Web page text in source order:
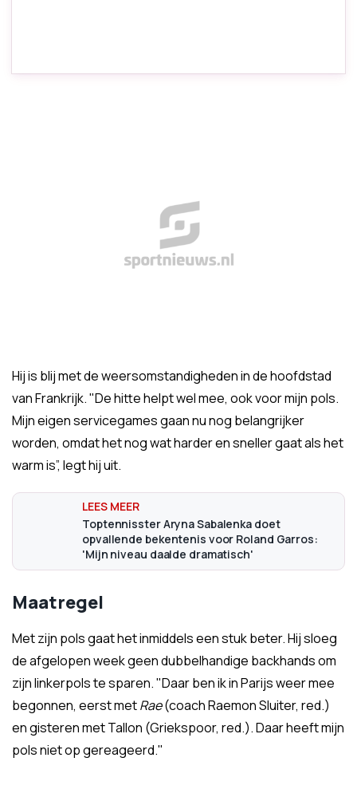
Hij is blij met de weersomstandigheden in de hoofdstad
van Frankrijk. "De hitte helpt wel mee, ook voor mijn pols.
Mijn eigen servicegames gaan nu nog belangrijker
worden, omdat het nog wat harder en sneller gaat als het
warm is”, legt hij uit.
Toptennisster Aryna Sabalenka doet
opvallende bekentenis voor Roland Garros:
'Mijn niveau daalde dramatisch'
Maatregel
Met zijn pols gaat het inmiddels een stuk beter. Hij sloeg
de afgelopen week geen dubbelhandige backhands om
zijn linkerpols te sparen. "Daar ben ik in Parijs weer mee
begonnen, eerst metRae(coach Raemon Sluiter, red.)
en gisteren met Tallon (Griekspoor, red.). Daar heeft mijn
pols niet op gereageerd."